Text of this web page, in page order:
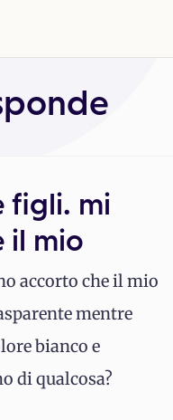
figli. mi
il mio
accorto che il mio
mentre
bianco e
di qualcosa?